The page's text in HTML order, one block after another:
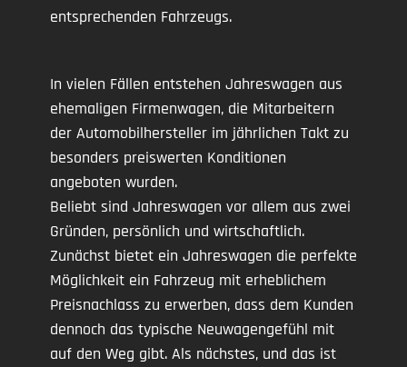
entsprechenden Fahrzeugs.
In vielen Fällen entstehen Jahreswagen aus
ehemaligen Firmenwagen, die Mitarbeitern
der Automobilhersteller im jährlichen Takt zu
besonders preiswerten Konditionen
angeboten wurden.
Beliebt sind Jahreswagen vor allem aus zwei
Gründen, persönlich und wirtschaftlich.
Zunächst bietet ein Jahreswagen die perfekte
Möglichkeit ein Fahrzeug mit erheblichem
Preisnachlass zu erwerben, dass dem Kunden
dennoch das typische Neuwagengefühl mit
auf den Weg gibt. Als nächstes, und das ist